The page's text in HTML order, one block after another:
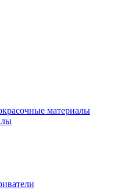
материалы